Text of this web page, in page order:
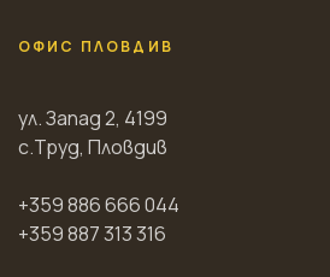
ОФИС ПЛОВДИВ
ул. Запад 2, 4199
с.Труд, Пловдив
+359 886 666 044
+359 887 313 316